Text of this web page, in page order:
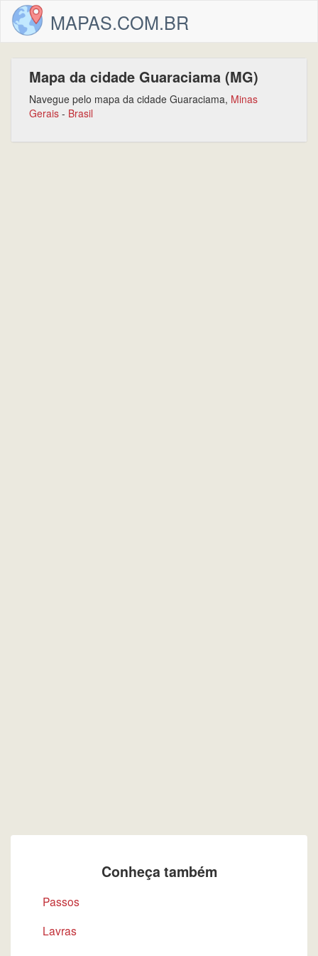
MAPAS.COM.BR
Mapa da cidade Guaraciama (MG)
Navegue pelo mapa da cidade Guaraciama, Minas
Gerais - Brasil
Conheça também
Passos
Lavras